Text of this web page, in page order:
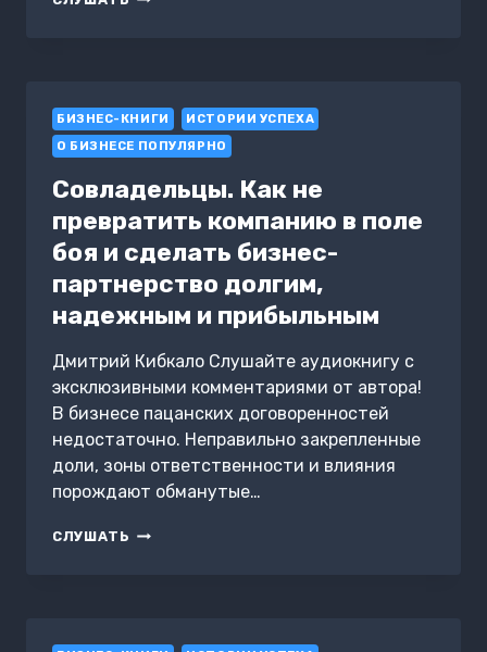
БИЗНЕС-КНИГИ
ИСТОРИИ УСПЕХА
О БИЗНЕСЕ ПОПУЛЯРНО
Совладельцы. Как не
превратить компанию в поле
боя и сделать бизнес-
партнерство долгим,
надежным и прибыльным
Дмитрий Кибкало Слушайте аудиокнигу с
эксклюзивными комментариями от автора!
В бизнесе пацанских договоренностей
недостаточно. Неправильно закрепленные
доли, зоны ответственности и влияния
порождают обманутые…
СЛУШАТЬ СОВЛАДЕЛЬЦЫ.